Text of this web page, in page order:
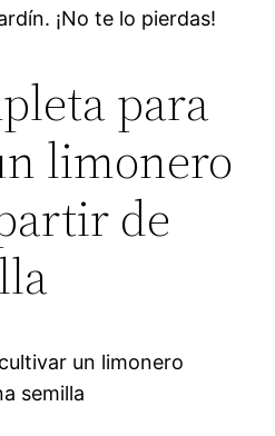
¡No te lo pierdas!
para
limonero
de
un limonero
semilla